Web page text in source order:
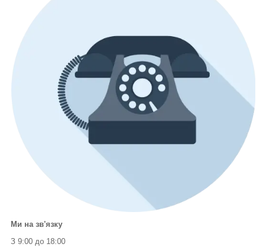
Ми на зв'язку
З 9:00 до 18:00